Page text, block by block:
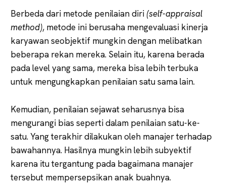
Berbeda dari metode penilaian diri (self-appraisal
method), metode ini berusaha mengevaluasi kinerja
karyawan seobjektif mungkin dengan melibatkan
beberapa rekan mereka. Selain itu, karena berada
pada level yang sama, mereka bisa lebih terbuka
untuk mengungkapkan penilaian satu sama lain.
Kemudian, penilaian sejawat seharusnya bisa
mengurangi bias seperti dalam penilaian satu-ke-
satu. Yang terakhir dilakukan oleh manajer terhadap
bawahannya. Hasilnya mungkin lebih subyektif
karena itu tergantung pada bagaimana manajer
tersebut mempersepsikan anak buahnya.